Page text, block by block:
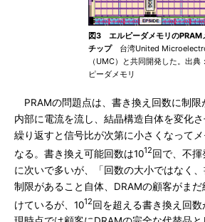
図3 エルピーダメモリのPRAM
チップ台湾United
（UMC）と共同開発した。出典
ピーダメモリ
PRAMの問題点は、書き換え回数に制限
内部に電流を流し、結晶構造自体を変化
繰り返すと信号比が次第に小さくなって
なる。書き換え可能回数は1012回で、不
に次いで多いが、「回数の大小ではなく
制限があること自体、DRAMの顧客がま
けているが、1012回を超える書き換え回数